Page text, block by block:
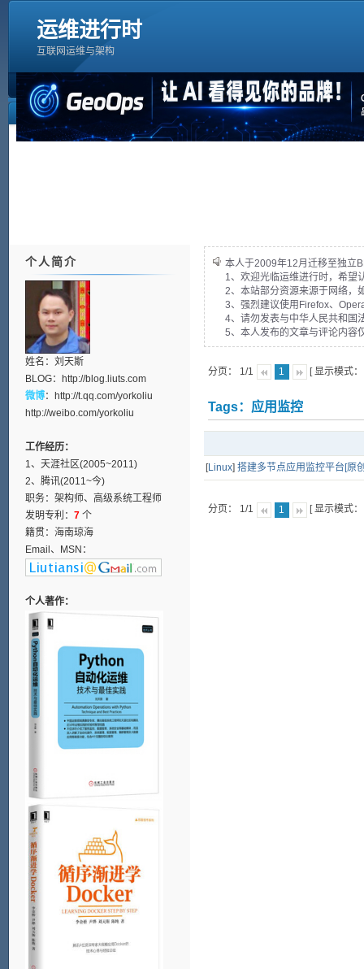
运维进行时
互联网运维与架构
本人于2009年12月迁移至独立
1、欢迎光临运维进行时，希望
2、本站部分资源来源于网络，
3、强烈建议使用Firefox、
4、请勿发表与中华人民共和国
5、本人发布的文章与评论内容
分页： 1/1 1 [ 显示模式
Tags：应用监控
[Linux] 搭建多节点应用监控平台[原
分页： 1/1 1 [ 显示模式
个人简介
姓名：刘天斯
BLOG： http://blog.liuts.com
微博： http://t.qq.com/yorkoliu
http://weibo.com/yorkoliu
工作经历：
1、天涯社区(2005~2011)
2、腾讯(2011~今)
职务：架构师、高级系统工程师
发明专利： 7个
籍贯：海南琼海
Email、MSN：
个人著作：